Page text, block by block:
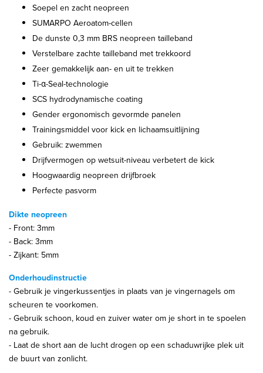
Soepel en zacht neopreen
SUMARPO Aeroatom-cellen
De dunste 0,3 mm BRS neopreen tailleband
Verstelbare zachte tailleband met trekkoord
Zeer gemakkelijk aan- en uit te trekken
Ti-α-Seal-technologie
SCS hydrodynamische coating
Gender ergonomisch gevormde panelen
Trainingsmiddel voor kick en lichaamsuitlijning
Gebruik: zwemmen
Drijfvermogen op wetsuit-niveau verbetert de kick
Hoogwaardig neopreen drijfbroek
Perfecte pasvorm
Dikte neopreen
- Front: 3mm
- Back: 3mm
- Zijkant: 5mm
Onderhoudinstructie
- Gebruik je vingerkussentjes in plaats van je vingernagels om
scheuren te voorkomen.
- Gebruik schoon, koud en zuiver water om je short in te spoelen
na gebruik.
- Laat de short aan de lucht drogen op een schaduwrijke plek uit
de buurt van zonlicht.